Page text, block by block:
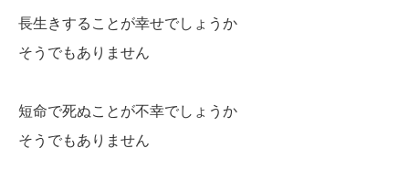
長生きすることが幸せでしょうか
そうでもありません
短命で死ぬことが不幸でしょうか
そうでもありません